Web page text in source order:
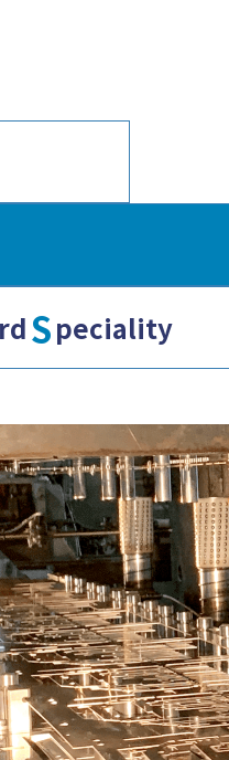
Speciality